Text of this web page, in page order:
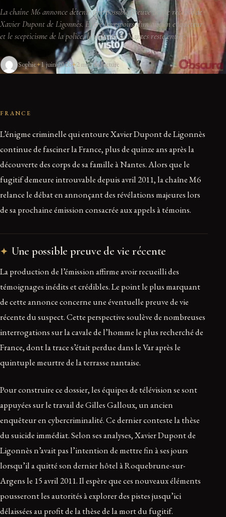
La chaîne M6 annonce détenir une possible preuve de vie récente de
Xavier Dupont de Ligonnès. Entre les espoirs d'un ancien enquêteur
et le scepticisme de la police, le mystère de Nantes reste entier.
Sophie 1 juin 2026 2 min de lecture
FRANCE
L’énigme criminelle qui entoure Xavier Dupont de Ligonnès
continue de fasciner la France, plus de quinze ans après la
découverte des corps de sa famille à Nantes. Alors que le
fugitif demeure introuvable depuis avril 2011, la chaîne M6
relance le débat en annonçant des révélations majeures lors
de sa prochaine émission consacrée aux appels à témoins.
Une possible preuve de vie récente
La production de l’émission affirme avoir recueilli des
témoignages inédits et crédibles. Le point le plus marquant
de cette annonce concerne une éventuelle preuve de vie
récente du suspect. Cette perspective soulève de nombreuses
interrogations sur la cavale de l’homme le plus recherché de
France, dont la trace s’était perdue dans le Var après le
quintuple meurtre de la terrasse nantaise.
Pour construire ce dossier, les équipes de télévision se sont
appuyées sur le travail de Gilles Galloux, un ancien
enquêteur en cybercriminalité. Ce dernier conteste la thèse
du suicide immédiat. Selon ses analyses, Xavier Dupont de
Ligonnès n’avait pas l’intention de mettre fin à ses jours
lorsqu’il a quitté son dernier hôtel à Roquebrune-sur-
Argens le 15 avril 2011. Il espère que ces nouveaux éléments
pousseront les autorités à explorer des pistes jusqu’ici
délaissées au profit de la thèse de la mort du fugitif.